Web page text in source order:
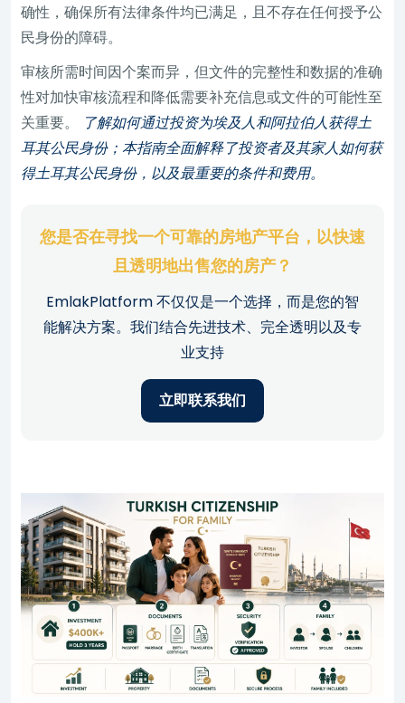
确性，确保所有法律条件均已满足，且不存在任何授予公
民身份的障碍。
审核所需时间因个案而异，但文件的完整性和数据的准确
性对加快审核流程和降低需要补充信息或文件的可能性至
关重要。
了解如何通过投资为埃及人和阿拉伯人获得土
耳其公民身份；本指南全面解释了投资者及其家人如何获
得土耳其公民身份，以及最重要的条件和费用。
您是否在寻找一个可靠的房地产平台，以快速
且透明地出售您的房产？
EmlakPlatform 不仅仅是一个选择，而是您的智
能解决方案。我们结合先进技术、完全透明以及专
业支持
立即联系我们